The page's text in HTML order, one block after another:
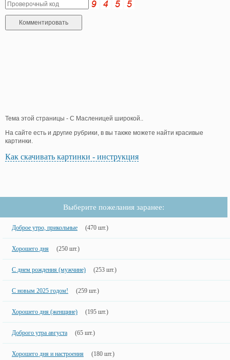
Тема этой страницы - С Масленицей широкой..
На сайте есть и другие рубрики, в вы также можете найти красивые
картинки.
Как скачивать картинки - инструкция
Выберите пожелания заранее:
Доброе утро, прикольные (470 шт.)
Хорошего дня (250 шт.)
С днем рождения (мужчине) (253 шт.)
С новым 2025 годом! (259 шт.)
Хорошего дня (женщине) (195 шт.)
Доброго утра августа (65 шт.)
Хорошего дня и настроения (180 шт.)